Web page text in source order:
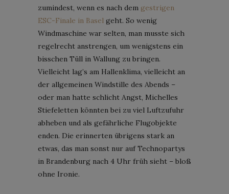
zumindest, wenn es nach dem gestrigen
ESC-Finale in Basel geht. So wenig
Windmaschine war selten, man musste sich
regelrecht anstrengen, um wenigstens ein
bisschen Tüll in Wallung zu bringen.
Vielleicht lag’s am Hallenklima, vielleicht an
der allgemeinen Windstille des Abends –
oder man hatte schlicht Angst, Michelles
Stiefeletten könnten bei zu viel Luftzufuhr
abheben und als gefährliche Flugobjekte
enden. Die erinnerten übrigens stark an
etwas, das man sonst nur auf Technopartys
in Brandenburg nach 4 Uhr früh sieht – bloß
ohne Ironie.